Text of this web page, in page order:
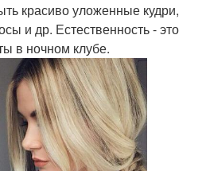
красиво уложенные кудри,
и др. Естественность - это
в ночном клубе.